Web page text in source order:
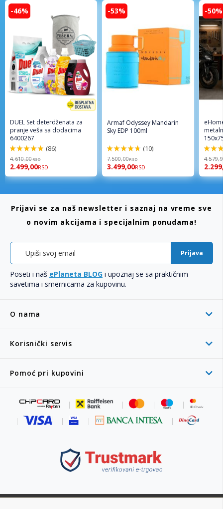
-46%
DUEL Set deterdženata za
pranje veša sa dodacima
6400267
98%
(86)
4.610,00RSD
2.499,00RSD
-53%
Armaf Odyssey Mandarin
Sky EDP 100ml
94%
(10)
7.500,00RSD
3.499,00RSD
-50%
96%
O nama
Korisnički servis
Pomoć pri kupovini
Prijavi se za naš newsletter i saznaj na vreme sve
o novim akcijama i specijalnim ponudama!
Prijava
Poseti i naš ePlaneta BLOG i upoznaj se sa praktičnim
savetima i smernicama za kupovinu.